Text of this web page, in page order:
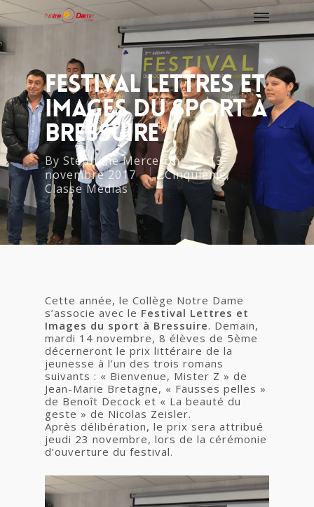
Festival Lettres Et
Images Du Sport À
Bressuire
By Stéphane Merceron
13
novembre 2017
Cinquième,
Classe Médias
Cette année, le Collège Notre Dame
s’associe avec le Festival Lettres et
Images du sport à Bressuire. Demain,
mardi 14 novembre, 8 élèves de 5ème
décerneront le prix littéraire de la
jeunesse à l’un des trois romans
suivants : « Bienvenue, Mister Z » de
Jean-Marie Bretagne, « Fausses pelles »
de Benoît Decock et « La beauté du
geste » de Nicolas Zeisler.
Après délibération, le prix sera attribué
jeudi 23 novembre, lors de la cérémonie
d’ouverture du festival.